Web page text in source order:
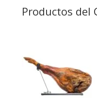
Productos del